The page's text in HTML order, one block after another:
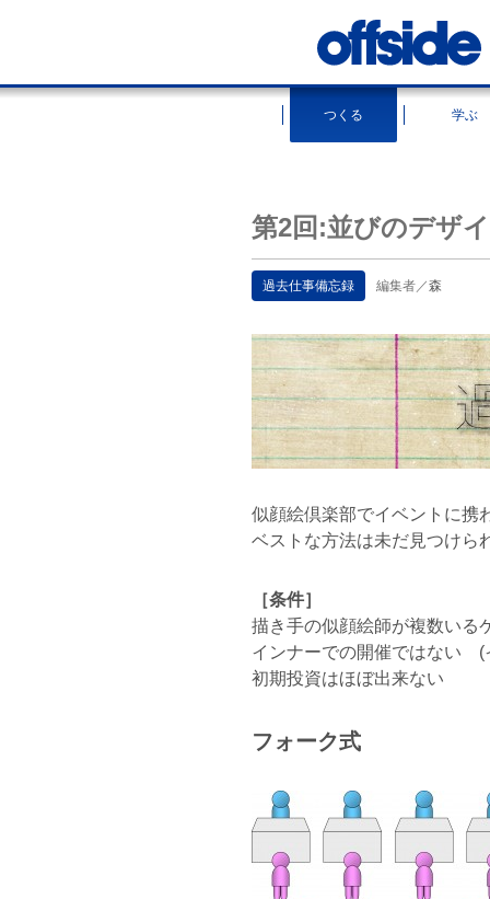
つくる 学ぶ
第2回:並びのデザ
過去仕事備忘録 編集者／森
似顔絵倶楽部でイベントに携
ベストな方法は未だ見つけら
［条件］
描き手の似顔絵師が複数いる
インナーでの開催ではない (
初期投資はほぼ出来ない
フォーク式